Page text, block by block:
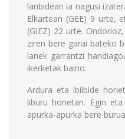
lanbidean ia nagusi
Elkartean (GEE) 9 urte,
(GIEZ) 22 urte.
ziren bere garai bateko
lanek garrantzi
ikerketak baino.
Ardura eta ibilbide
liburu honetan. Egin
apurka-apurka bere